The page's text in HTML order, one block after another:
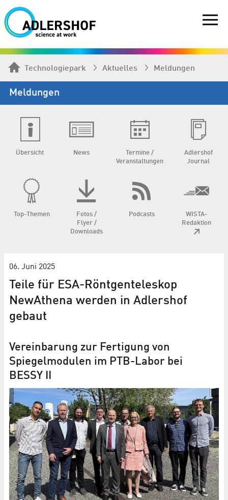
Technologiepark Aktuelles Meldungen
Meldungen
Übersicht News
Termine /
Veranstaltungen
Adlershof
Journal
Top-Themen
Fotos /
Flyer /
Downloads
Podcasts
WISTA-
Redaktion
06. Juni 2025
Teile für ESA-Röntgenteleskop
NewAthena werden in Adlershof
gebaut
Vereinbarung zur Fertigung von
Spiegelmodulen im PTB-Labor bei
BESSY II